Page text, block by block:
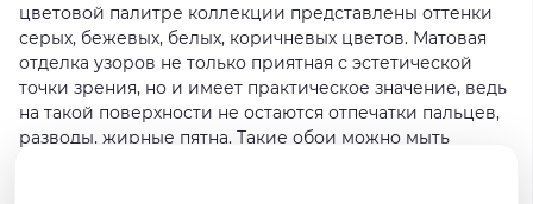
цветовой палитре коллекции представлены оттенки
серых, бежевых, белых, коричневых цветов. Матовая
отделка узоров не только приятная с эстетической
точки зрения, но и имеет практическое значение, ведь
на такой поверхности не остаются отпечатки пальцев,
разводы, жирные пятна. Такие обои можно мыть